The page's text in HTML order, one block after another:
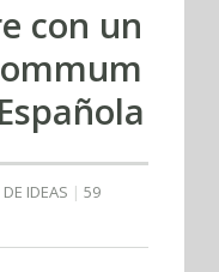
con un
IDEAS
59